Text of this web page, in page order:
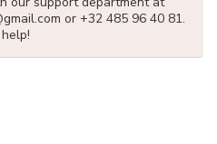
or +32 485 96 40 81.